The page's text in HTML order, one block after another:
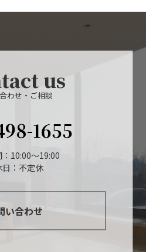
us
わせ・ご相談
1655
10:00～19:00
日：不定休
い合わせ